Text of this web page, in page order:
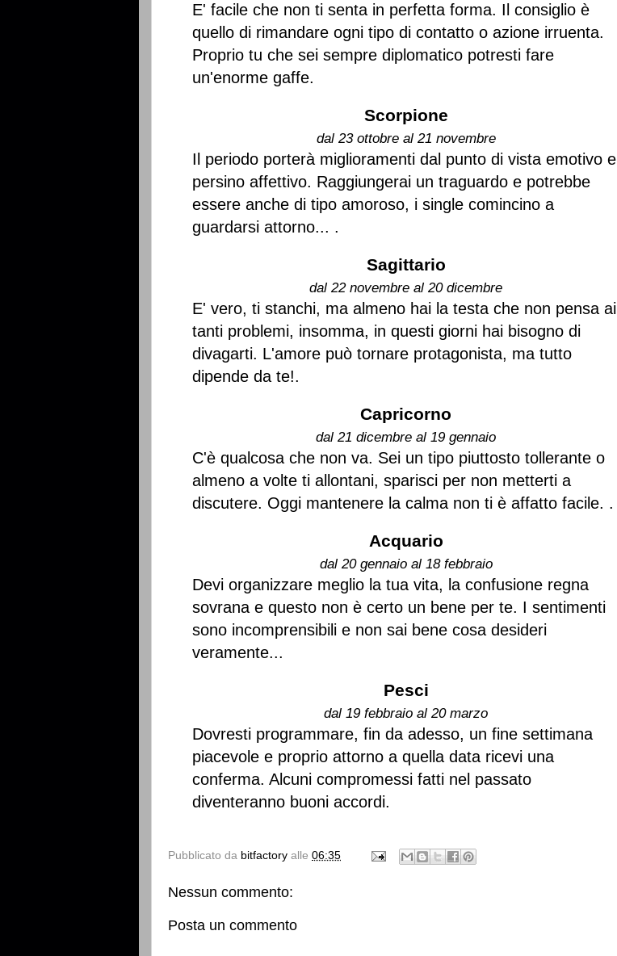
E' facile che non ti senta in perfetta forma. Il consiglio è
quello di rimandare ogni tipo di contatto o azione irruenta.
Proprio tu che sei sempre diplomatico potresti fare
un'enorme gaffe.
Scorpione
dal 23 ottobre al 21 novembre
Il periodo porterà miglioramenti dal punto di vista emotivo e
persino affettivo. Raggiungerai un traguardo e potrebbe
essere anche di tipo amoroso, i single comincino a
guardarsi attorno... .
Sagittario
dal 22 novembre al 20 dicembre
E' vero, ti stanchi, ma almeno hai la testa che non pensa ai
tanti problemi, insomma, in questi giorni hai bisogno di
divagarti. L'amore può tornare protagonista, ma tutto
dipende da te!.
Capricorno
dal 21 dicembre al 19 gennaio
C'è qualcosa che non va. Sei un tipo piuttosto tollerante o
almeno a volte ti allontani, sparisci per non metterti a
discutere. Oggi mantenere la calma non ti è affatto facile. .
Acquario
dal 20 gennaio al 18 febbraio
Devi organizzare meglio la tua vita, la confusione regna
sovrana e questo non è certo un bene per te. I sentimenti
sono incomprensibili e non sai bene cosa desideri
veramente...
Pesci
dal 19 febbraio al 20 marzo
Dovresti programmare, fin da adesso, un fine settimana
piacevole e proprio attorno a quella data ricevi una
conferma. Alcuni compromessi fatti nel passato
diventeranno buoni accordi.
Pubblicato da bitfactory alle 06:35
Nessun commento:
Posta un commento